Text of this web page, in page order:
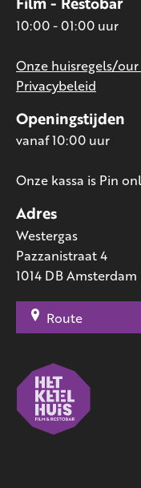
Adres
Westergas
Pazzanistraat 4
1014 DB Amsterdam
Route
Openingstijden
vanaf 10:00 uur
Onze kassa is Pin
10:00 - 01:00 uur
Onze huisregels/
Privacybeleid